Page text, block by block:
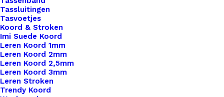
Tassluitingen
Tasvoetjes
Koord & Stroken
Imi Suede Koord
Leren Koord 1mm
Leren Koord 2mm
Leren Koord 2,5mm
Leren Koord 3mm
Leren Stroken
Trendy Koord